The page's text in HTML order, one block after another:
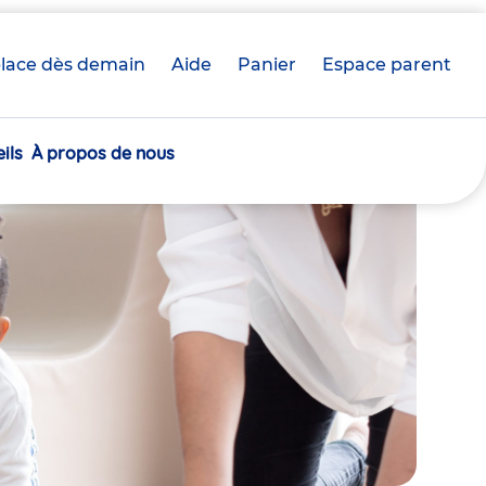
dès demain Aide Panier crèche(s)
Espace parent
À propos de nous